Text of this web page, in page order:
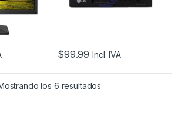
$99.99 Incl. IVA
los 6 resultados